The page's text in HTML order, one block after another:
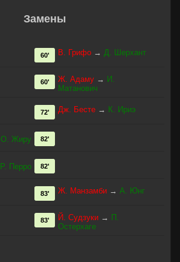
Замены
В. Грифо → Д. Шерхант
60'
Ж. Адаму → И.
Матанович
60'
Дж. Бесте → К. Ириэ
72'
О. Жиру 82'
Р. Перро 82'
Ж. Манзамби → А. Юнг
83'
Й. Судзуки → П.
Остерхаге
83'